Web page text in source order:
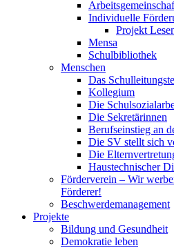
Individuelle
Projekt
Mensa
Schulbibliothek
Menschen
Das
Kollegium
Die
Die Sekretärinnen
Berufseinstieg an
Die SV stellt sich
Die
Haustechnischer
Förderverein – Wir
Förderer!
Beschwerdemanagement
Projekte
Bildung und Gesundheit
Demokratie leben